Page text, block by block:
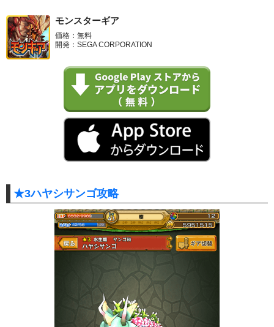
モンスターギア
価格：無料
開発：SEGA CORPORATION
★3ハヤシサンゴ攻略